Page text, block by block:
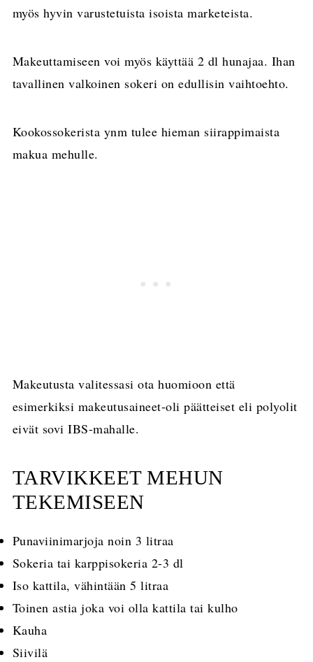
myös hyvin varustetuista isoista marketeista.
Makeuttamiseen voi myös käyttää 2 dl hunajaa. Ihan
tavallinen valkoinen sokeri on edullisin vaihtoehto.
Kookossokerista ynm tulee hieman siirappimaista
makua mehulle.
Makeutusta valitessasi ota huomioon että
esimerkiksi makeutusaineet-oli päätteiset eli polyolit
eivät sovi IBS-mahalle.
TARVIKKEET MEHUN
TEKEMISEEN
Punaviinimarjoja noin 3 litraa
Sokeria tai karppisokeria 2-3 dl
Iso kattila, vähintään 5 litraa
Toinen astia joka voi olla kattila tai kulho
Kauha
Siivilä